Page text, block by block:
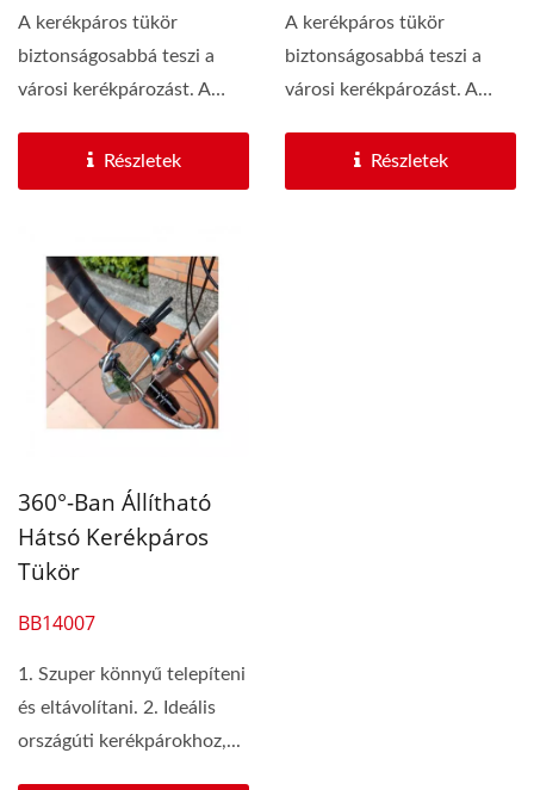
A kerékpáros tükör
biztonságosabbá teszi a
városi kerékpározást. A
Részletek
A kerékpáros tükör
biztonságosabbá teszi a
városi kerékpározást. A
Részletek
360°-Ban Állítható
Hátsó Kerékpáros
Tükör
BB14007
1. Szuper könnyű telepíteni
és eltávolítani. 2. Ideális
országúti kerékpárokhoz,...